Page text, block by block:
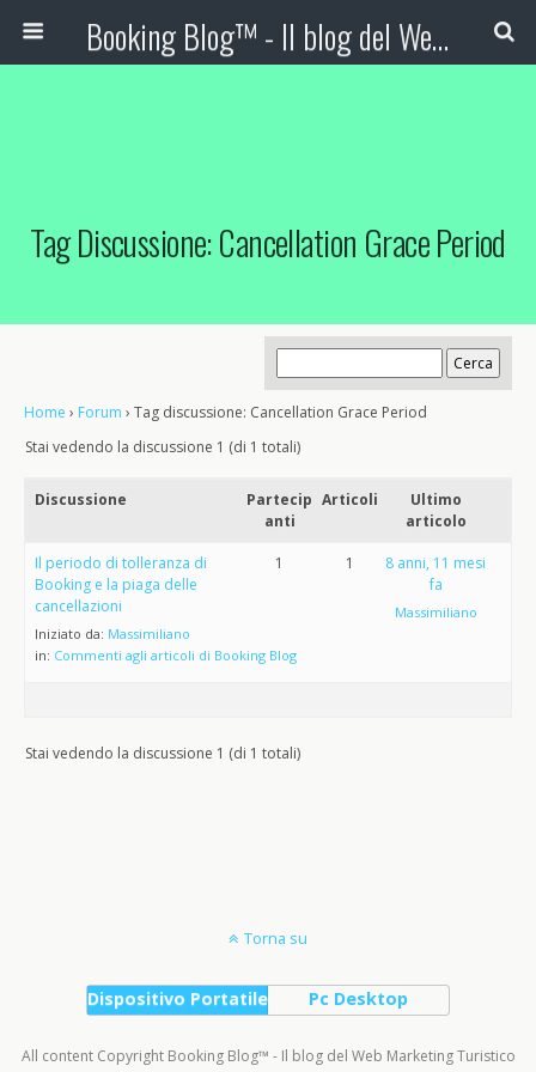
Booking Blog™ - Il blog del Web Marketing Turistico
Tag Discussione: Cancellation Grace Period
Home › Forum › Tag discussione: Cancellation Grace Period
Stai vedendo la discussione 1 (di 1 totali)
Discussione
Partecip
anti
Articoli
Ultimo
articolo
Il periodo di tolleranza di
Booking e la piaga delle
cancellazioni
Iniziato da: Massimiliano
in: Commenti agli articoli di Booking Blog
1 1
8 anni, 11 mesi
fa
Massimiliano
Stai vedendo la discussione 1 (di 1 totali)
Torna su
Dispositivo Portatile Pc Desktop
All content Copyright Booking Blog™ - Il blog del Web Marketing Turistico